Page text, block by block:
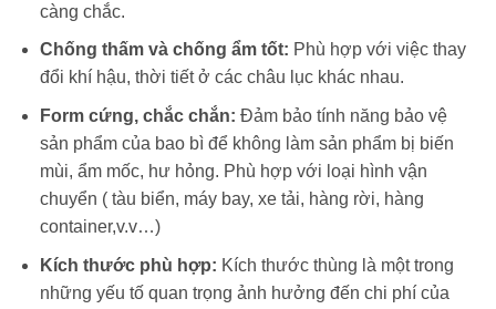
càng chắc.
Chống thấm và chống ẩm tốt: Phù hợp với việc thay
đổi khí hậu, thời tiết ở các châu lục khác nhau.
Form cứng, chắc chắn: Đảm bảo tính năng bảo vệ
sản phẩm của bao bì để không làm sản phẩm bị biến
mùi, ẩm mốc, hư hỏng. Phù hợp với loại hình vận
chuyển ( tàu biển, máy bay, xe tải, hàng rời, hàng
container,v.v…)
Kích thước phù hợp: Kích thước thùng là một trong
những yếu tố quan trọng ảnh hưởng đến chi phí của